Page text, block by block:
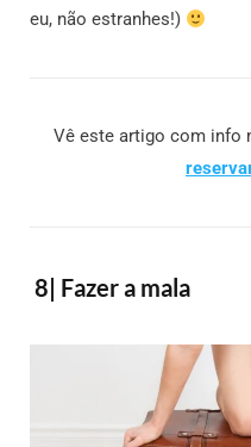
eu, não estranhes!)
Vê este artigo com info
8| Fazer a mala